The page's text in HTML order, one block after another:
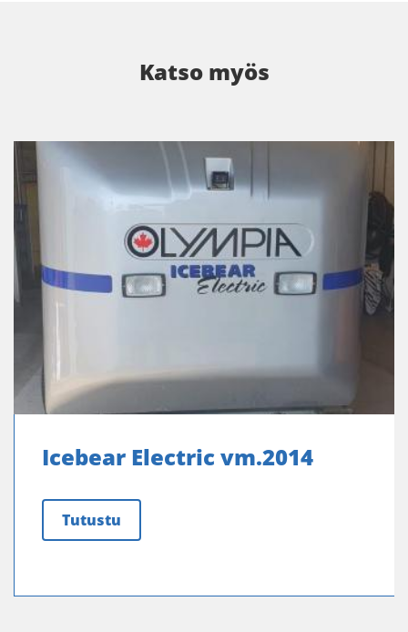
Katso myös
Icebear Electric vm.2014
Tutustu